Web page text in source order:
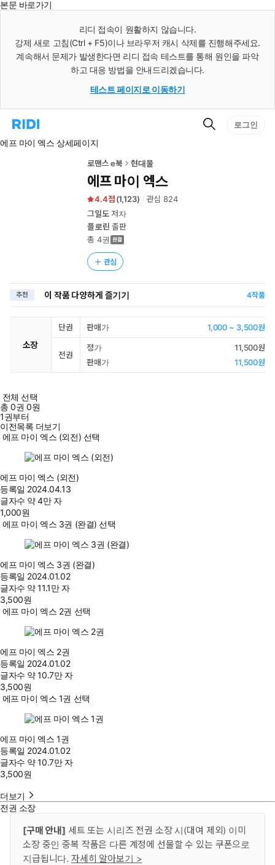
본문 바로가기
리디 접속이 원활하지 않습니다.
강제 새로 고침(Ctrl + F5)이나 브라우저 캐시 삭제를 진행해주세요.
계속해서 문제가 발생한다면 리디 접속 테스트를 통해 원인을 파악
하고 대응 방법을 안내드리겠습니다.
테스트 페이지로 이동하기
리
홈
검
로그인
에프 마이 엑스 상세페이지
로맨스 e북 현대물
에프 마이 엑스
4.4 (1,123) 관심824
그일도저자
플로린 출판
총 4권
관심
추천 이 작품 다양하게 즐기기 4작품
소장
단권 판매가 1,000 ~ 3,500원
전권
정가
11,500원
판매가
11,500원
전체 선택
총0권 0원
1권부터
이전목록 더보기
에프 마이 엑스 (외전) 선택
에프 마이 엑스 (외전)
등록일 2024.04.13
글자수 약 4만 자
1,000원
에프 마이 엑스 3권 (완결) 선택
에프 마이 엑스 3권 (완결)
등록일 2024.01.02
글자수 약 11.1만 자
3,500원
에프 마이 엑스 2권 선택
에프 마이 엑스 2권
등록일 2024.01.02
글자수 약 10.7만 자
3,500원
에프 마이 엑스 1권 선택
에프 마이 엑스 1권
등록일 2024.01.02
글자수 약 10.7만 자
3,500원
더보기
전권 소장
[구매 안내] 세트 또는 시리즈 전권 소장 시(대여 제외) 이미
소장 중인 중복 작품은 다른 계정에 선물할 수 있는 쿠폰으로
지급됩니다. 자세히 알아보기 >